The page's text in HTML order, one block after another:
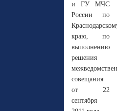
и ГУ МЧС
России по
краю, по
выполнению
решения
совещания
от 22
сентября